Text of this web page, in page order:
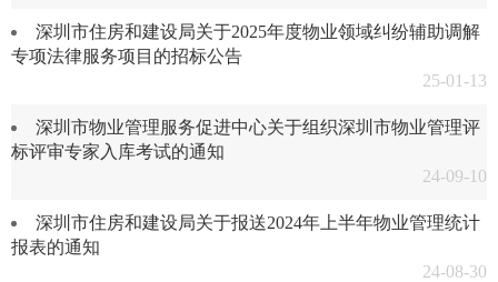
深圳市住房和建设局关于2025年度物业领域纠纷辅助调解
专项法律服务项目的招标公告
25-01-13
深圳市物业管理服务促进中心关于组织深圳市物业管理评
标评审专家入库考试的通知
24-09-10
深圳市住房和建设局关于报送2024年上半年物业管理统计
报表的通知
24-08-30